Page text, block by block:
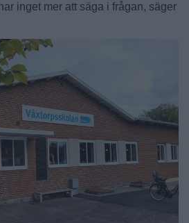
inget mer att säga i frågan, säger